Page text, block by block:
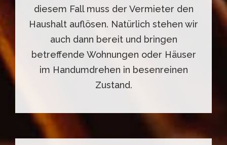
diesem Fall muss der Vermieter den
Haushalt auflösen. Natürlich stehen wir
auch dann bereit und bringen
betreffende Wohnungen oder Häuser
im Handumdrehen in besenreinen
Zustand.